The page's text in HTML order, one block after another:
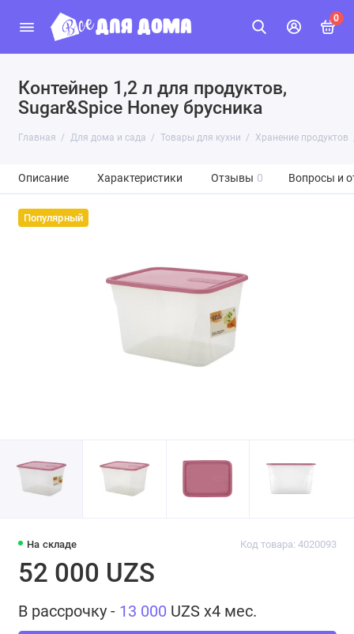
0
Контейнер 1,2 л для продуктов,
Sugar&Spice Honey брусника
Главная Для дома и сада Товары для кухни Хранение продуктов
Описание Характеристики Отзывы 0 Вопросы и
Популярный
На складе Код товара: 4020093
52 000 UZS
В рассрочку - 13 000 UZS x4 мес.